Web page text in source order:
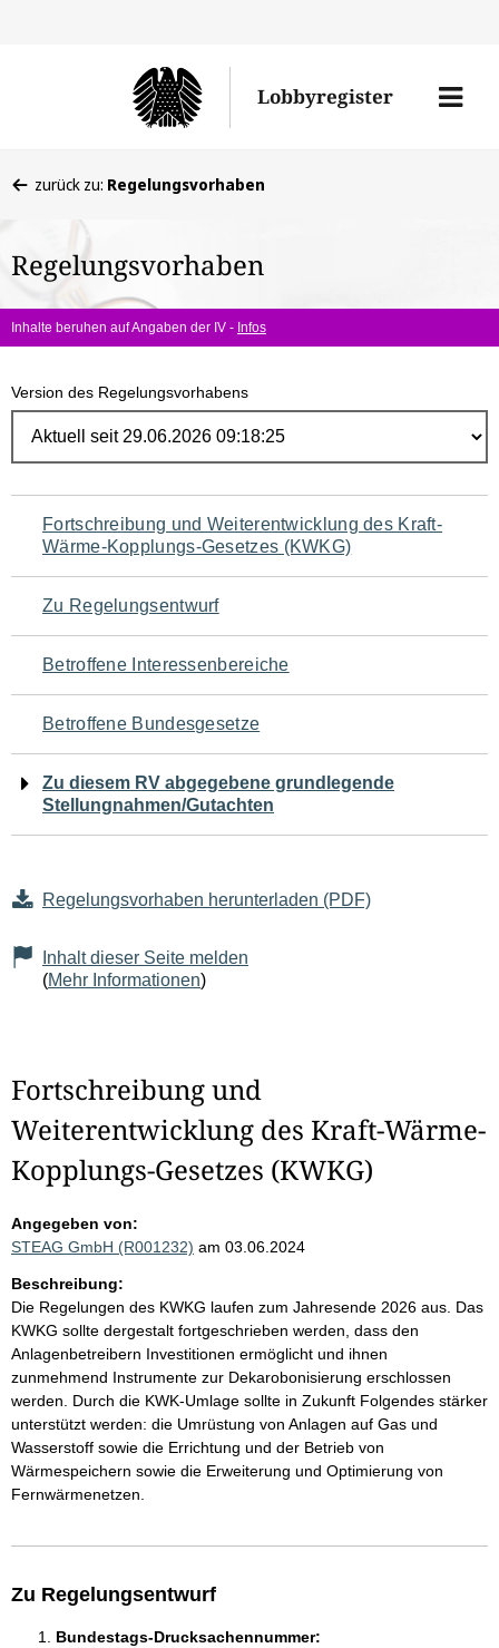
Lobbyregister
Menü
befinden
hier:
zurück zu: Regelungsvorhaben
Regelungsvorhaben
Inhalte beruhen auf Angaben der IV - Infos
Version des Regelungsvorhabens
Navigation
für
den
Seiteninhalt
Fortschreibung und Weiterentwicklung des Kraft-
Wärme-Kopplungs-Gesetzes (KWKG)
Zu Regelungsentwurf
Betroffene Interessenbereiche
Betroffene Bundesgesetze
Zu diesem RV abgegebene grundlegende
Stellungnahmen/Gutachten
Regelungsvorhaben herunterladen (PDF)
Inhalt dieser Seite melden
(Mehr Informationen)
Fortschreibung und
Weiterentwicklung des Kraft-Wärme-
Kopplungs-Gesetzes (KWKG)
Angegeben von:
STEAG GmbH (R001232) am 03.06.2024
Beschreibung:
Die Regelungen des KWKG laufen zum Jahresende 2026 aus. Das
KWKG sollte dergestalt fortgeschrieben werden, dass den
Anlagenbetreibern Investitionen ermöglicht und ihnen
zunmehmend Instrumente zur Dekarobonisierung erschlossen
werden. Durch die KWK-Umlage sollte in Zukunft Folgendes stärker
unterstützt werden: die Umrüstung von Anlagen auf Gas und
Wasserstoff sowie die Errichtung und der Betrieb von
Wärmespeichern sowie die Erweiterung und Optimierung von
Fernwärmenetzen.
Zu Regelungsentwurf
Bundestags-Drucksachennummer: